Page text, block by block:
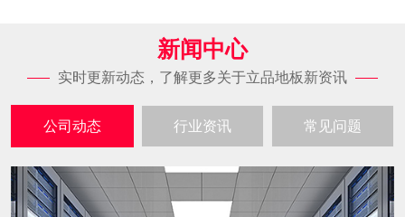
新闻中心
实时更新动态，了解更多关于立品地板新资讯
公司动态 行业资讯 常见问题